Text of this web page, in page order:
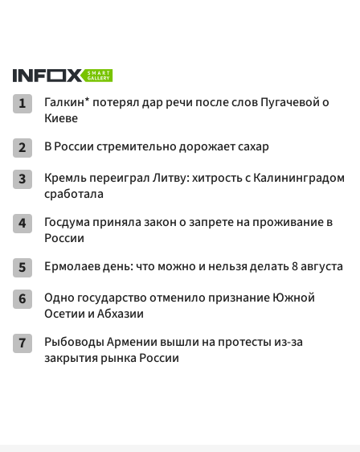
1
Галкин* потерял дар речи после слов Пугачевой о
Киеве
2 В России стремительно дорожает сахар
3
Кремль переиграл Литву: хитрость с Калининградом
сработала
4
Госдума приняла закон о запрете на проживание в
России
5 Ермолаев день: что можно и нельзя делать 8 августа
6
Одно государство отменило признание Южной
Осетии и Абхазии
7
Рыбоводы Армении вышли на протесты из-за
закрытия рынка России